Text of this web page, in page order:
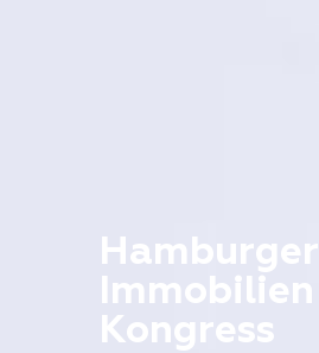
Hamburger
Immobilien
Kongress